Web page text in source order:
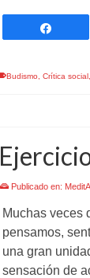
Budismo Crítica social,
Publicado en:
Muchas veces
pensamos,
una gran
sensación de